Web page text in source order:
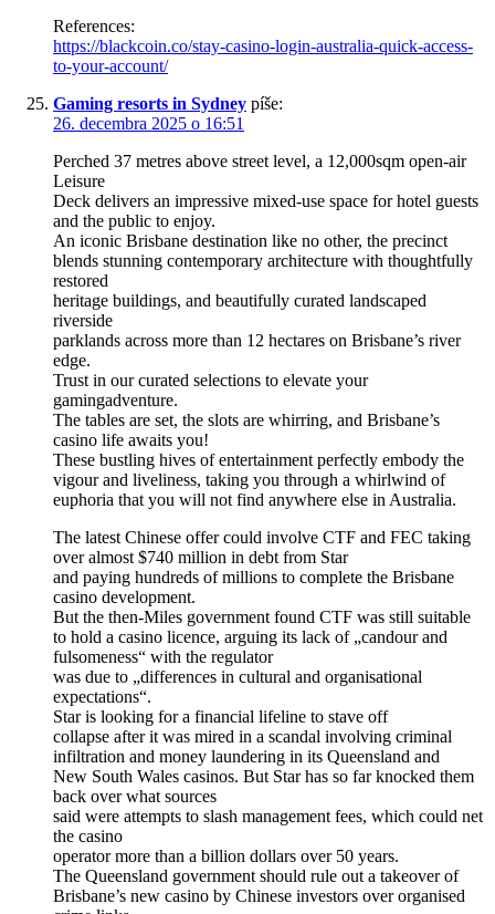
References:
https://blackcoin.co/stay-casino-login-australia-quick-access-
to-your-account/
Gaming resorts in Sydney píše:
26. decembra 2025 o 16:51
Perched 37 metres above street level, a 12,000sqm open-air
Leisure
Deck delivers an impressive mixed-use space for hotel guests
and the public to enjoy.
An iconic Brisbane destination like no other, the precinct
blends stunning contemporary architecture with thoughtfully
restored
heritage buildings, and beautifully curated landscaped
riverside
parklands across more than 12 hectares on Brisbane’s river
edge.
Trust in our curated selections to elevate your
gamingadventure.
The tables are set, the slots are whirring, and Brisbane’s
casino life awaits you!
These bustling hives of entertainment perfectly embody the
vigour and liveliness, taking you through a whirlwind of
euphoria that you will not find anywhere else in Australia.
The latest Chinese offer could involve CTF and FEC taking
over almost $740 million in debt from Star
and paying hundreds of millions to complete the Brisbane
casino development.
But the then-Miles government found CTF was still suitable
to hold a casino licence, arguing its lack of „candour and
fulsomeness“ with the regulator
was due to „differences in cultural and organisational
expectations“.
Star is looking for a financial lifeline to stave off
collapse after it was mired in a scandal involving criminal
infiltration and money laundering in its Queensland and
New South Wales casinos. But Star has so far knocked them
back over what sources
said were attempts to slash management fees, which could net
the casino
operator more than a billion dollars over 50 years.
The Queensland government should rule out a takeover of
Brisbane’s new casino by Chinese investors over organised